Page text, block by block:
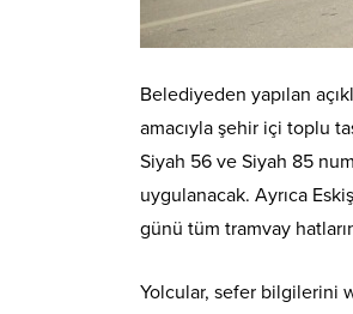
Belediyeden yapılan
amacıyla şehir içi toplu
Siyah 56 ve Siyah 85
uygulanacak. Ayrıca
günü tüm tramvay
Yolcular, sefer bilgilerini